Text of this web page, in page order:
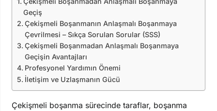
Geçiş
Çekişmeli Boşanmanın Anlaşmalı Boşanmaya
Çevrilmesi – Sıkça Sorulan Sorular (SSS)
Çekişmeli Boşanmadan Anlaşmalı Boşanmaya
Geçişin Avantajları
Profesyonel Yardımın Önemi
İletişim ve Uzlaşmanın Gücü
Çekişmeli boşanma sürecinde taraflar, boşanma